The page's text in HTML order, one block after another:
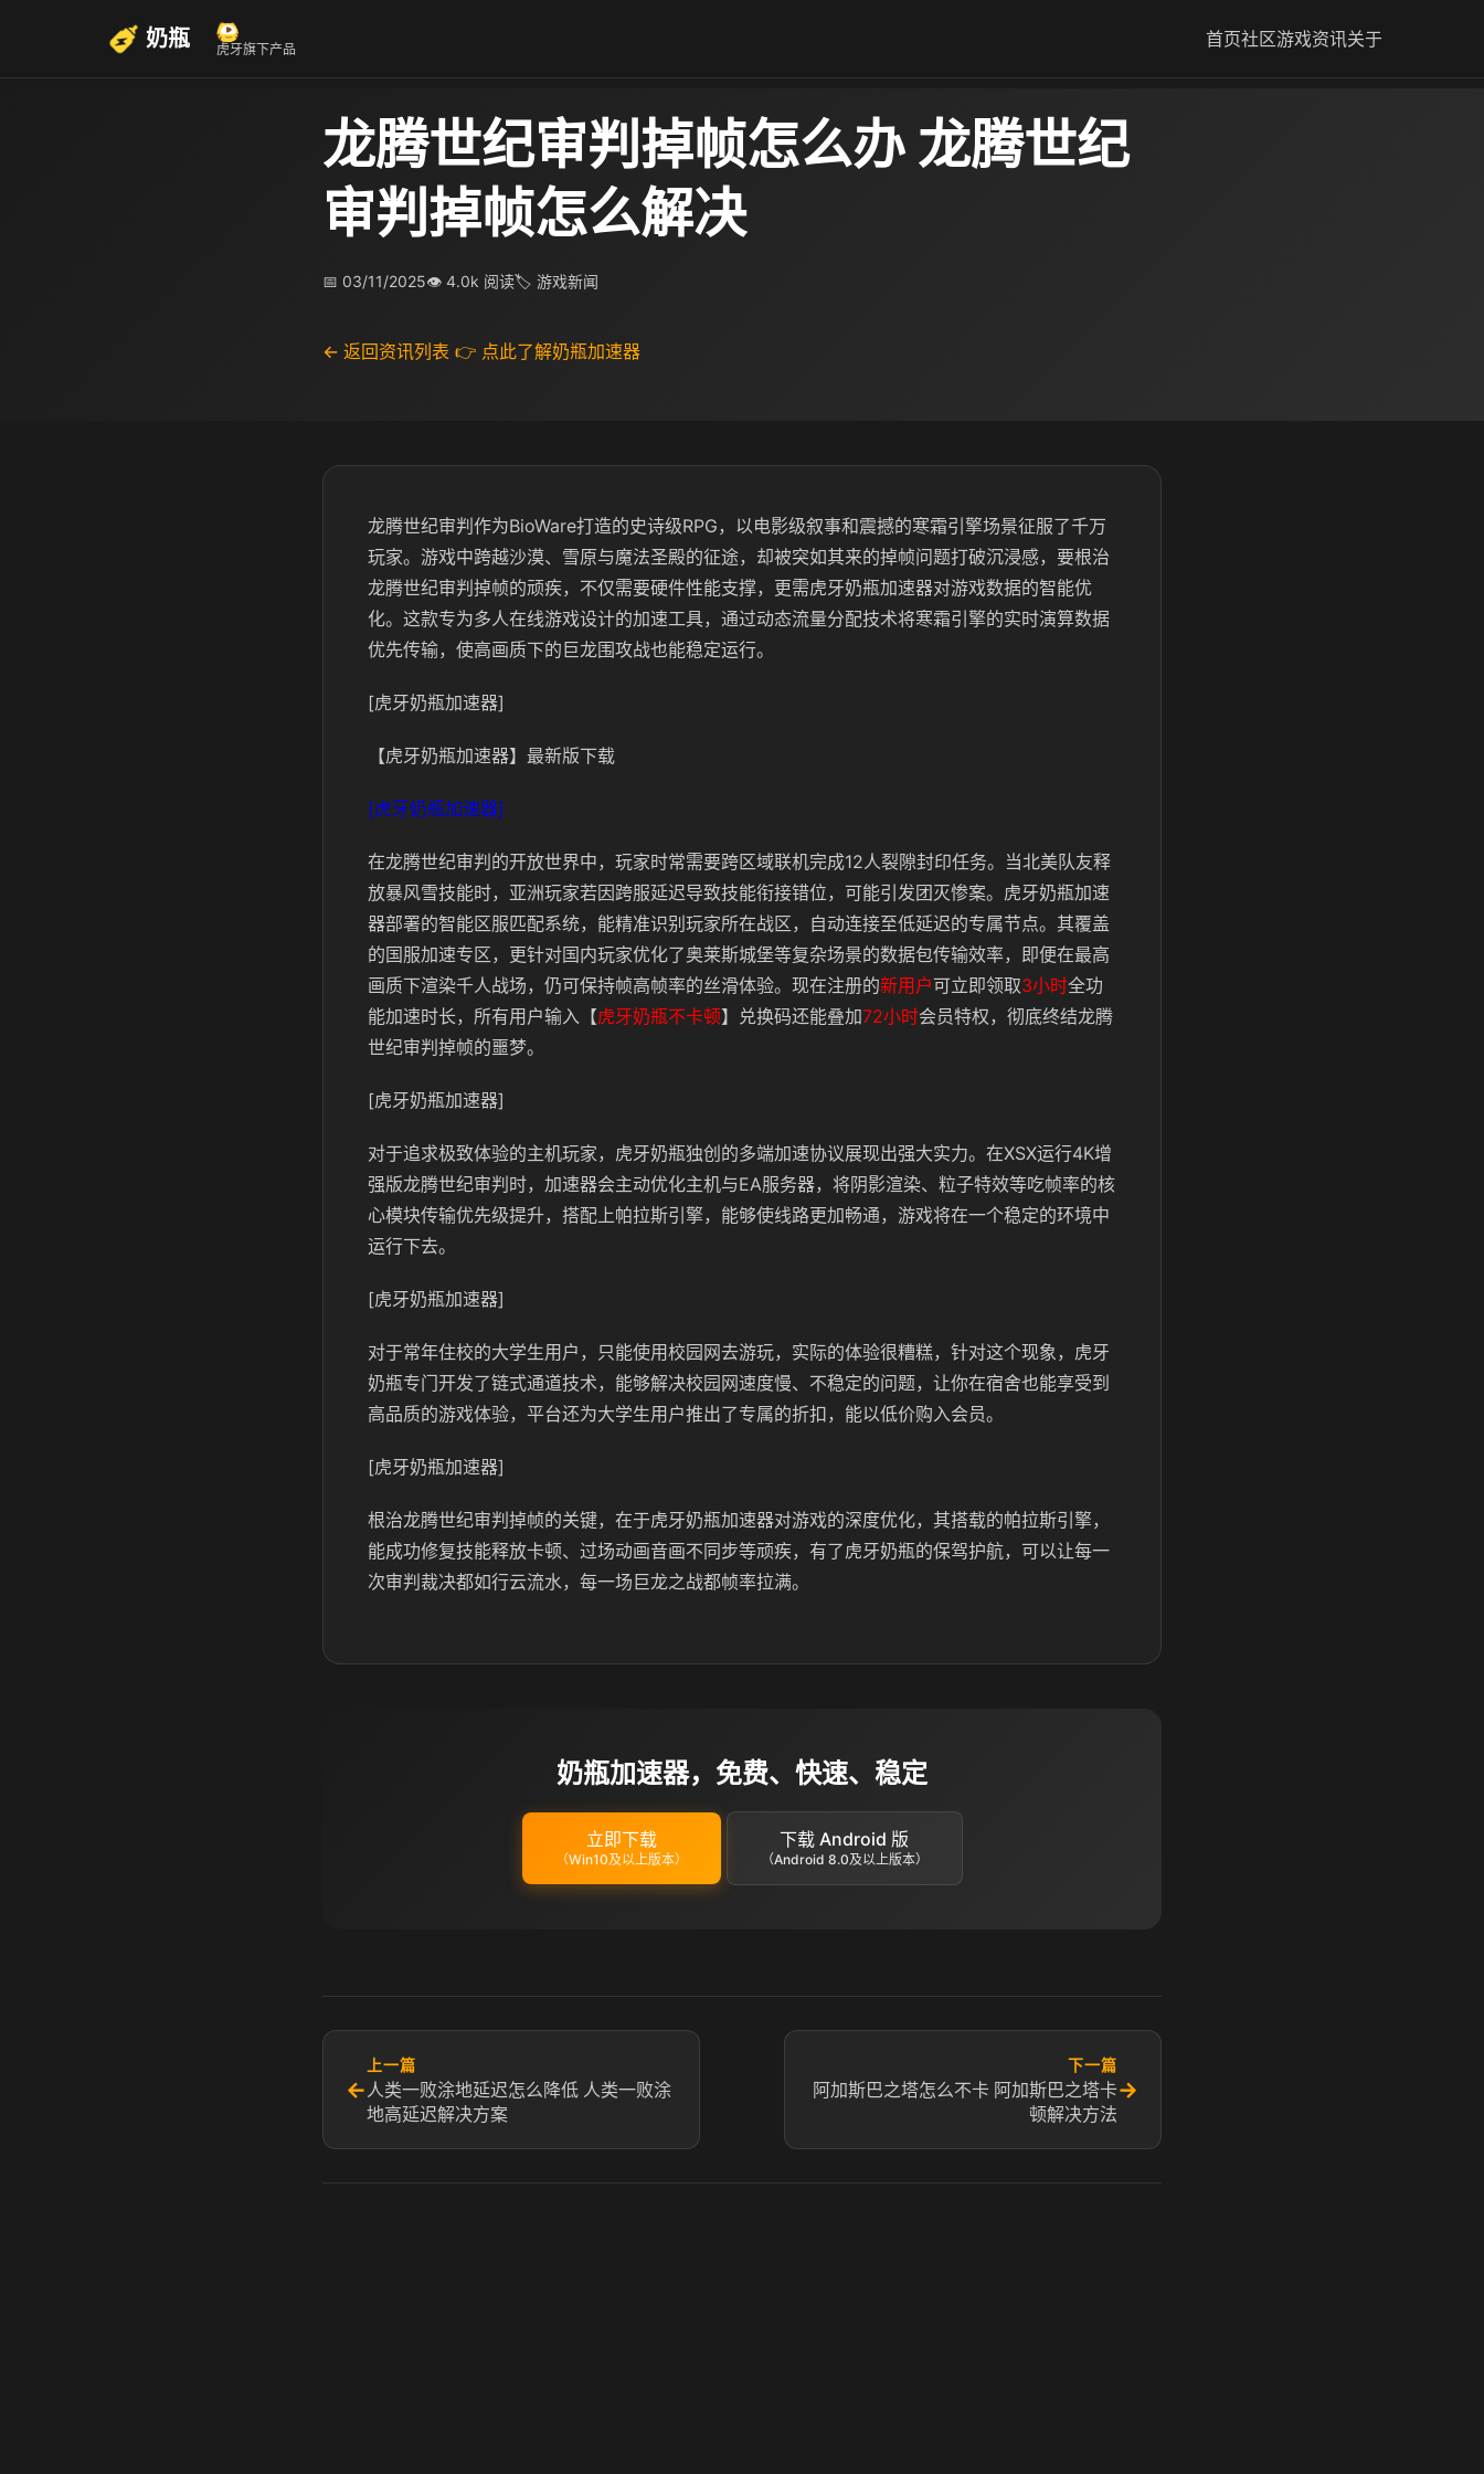
奶瓶 虎牙旗下产品 首页社区游戏资讯关于
龙腾世纪审判掉帧怎么办 龙腾世纪
审判掉帧怎么解决
📅 03/11/2025👁 4.0k 阅读🏷 游戏新闻
← 返回资讯列表 👉 点此了解奶瓶加速器
龙腾世纪审判作为BioWare打造的史诗级RPG，以电影级叙事和震撼的寒霜引擎场景征服了千万
玩家。游戏中跨越沙漠、雪原与魔法圣殿的征途，却被突如其来的掉帧问题打破沉浸感，要根治
龙腾世纪审判掉帧的顽疾，不仅需要硬件性能支撑，更需虎牙奶瓶加速器对游戏数据的智能优
化。这款专为多人在线游戏设计的加速工具，通过动态流量分配技术将寒霜引擎的实时演算数据
优先传输，使高画质下的巨龙围攻战也能稳定运行。
[虎牙奶瓶加速器]
【虎牙奶瓶加速器】最新版下载
[虎牙奶瓶加速器]
在龙腾世纪审判的开放世界中，玩家时常需要跨区域联机完成12人裂隙封印任务。当北美队友释
放暴风雪技能时，亚洲玩家若因跨服延迟导致技能衔接错位，可能引发团灭惨案。虎牙奶瓶加速
器部署的智能区服匹配系统，能精准识别玩家所在战区，自动连接至低延迟的专属节点。其覆盖
的国服加速专区，更针对国内玩家优化了奥莱斯城堡等复杂场景的数据包传输效率，即便在最高
画质下渲染千人战场，仍可保持帧高帧率的丝滑体验。 现在注册的新用户可立即领取3小时全功
能加速时长，所有用户输入【虎牙奶瓶不卡顿】兑换码还能叠加72小时会员特权，彻底终结龙腾
世纪审判掉帧的噩梦。
[虎牙奶瓶加速器]
对于追求极致体验的主机玩家，虎牙奶瓶独创的多端加速协议展现出强大实力。在XSX运行4K增
强版龙腾世纪审判时，加速器会主动优化主机与EA服务器，将阴影渲染、粒子特效等吃帧率的核
心模块传输优先级提升，搭配上帕拉斯引擎，能够使线路更加畅通，游戏将在一个稳定的环境中
运行下去。
[虎牙奶瓶加速器]
对于常年住校的大学生用户，只能使用校园网去游玩，实际的体验很糟糕，针对这个现象，虎牙
奶瓶专门开发了链式通道技术，能够解决校园网速度慢、不稳定的问题，让你在宿舍也能享受到
高品质的游戏体验，平台还为大学生用户推出了专属的折扣，能以低价购入会员。
[虎牙奶瓶加速器]
根治龙腾世纪审判掉帧的关键，在于虎牙奶瓶加速器对游戏的深度优化，其搭载的帕拉斯引擎，
能成功修复技能释放卡顿、过场动画音画不同步等顽疾，有了虎牙奶瓶的保驾护航，可以让每一
次审判裁决都如行云流水，每一场巨龙之战都帧率拉满。
奶瓶加速器，免费、快速、稳定
立即下载
（Win10及以上版本）
下载 Android 版
（Android 8.0及以上版本）
←
上一篇
人类一败涂地延迟怎么降低 人类一败涂
地高延迟解决方案
下一篇
阿加斯巴之塔怎么不卡 阿加斯巴之塔卡
顿解决方法
→